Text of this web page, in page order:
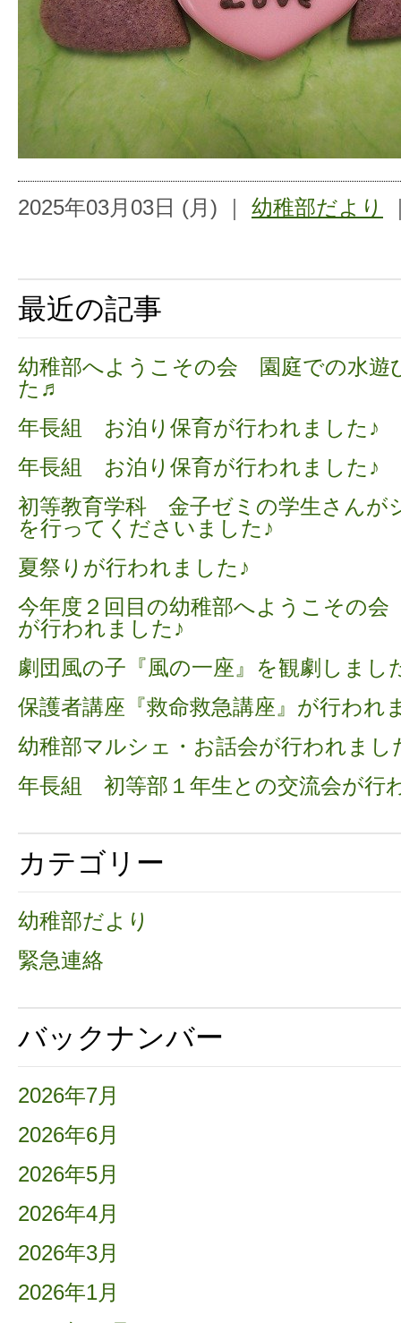
2025年03月03日 (月) ｜ 幼稚部だより
最近の記事
幼稚部へようこその会 園庭での水遊
た♬
年長組 お泊り保育が行われました♪
年長組 お泊り保育が行われました♪
初等教育学科 金子ゼミの学生さんが
を行ってくださいました♪
夏祭りが行われました♪
今年度２回目の幼稚部へようこその
が行われました♪
劇団風の子『風の一座』を観劇しまし
保護者講座『救命救急講座』が行われ
幼稚部マルシェ・お話会が行われま
年長組 初等部１年生との交流会が行
カテゴリー
幼稚部だより
緊急連絡
バックナンバー
2026年7月
2026年6月
2026年5月
2026年4月
2026年3月
2026年1月